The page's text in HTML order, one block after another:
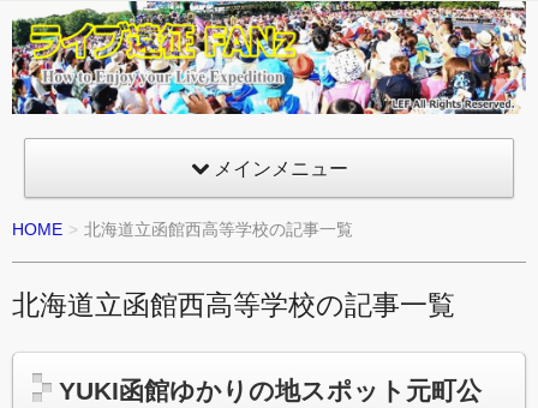
ライ
ブ遠
征
FANz
メインメニュー
HOME 北海道立函館西高等学校の記事一覧
北海道立函館西高等学校の記事一覧
YUKI函館ゆかりの地スポット元町公